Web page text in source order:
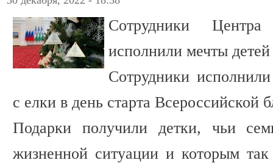
Сотрудники
исполнили мечты
Сотрудники
с елки в день старта Всероссийской
Подарки получили детки, чьи
жизненной ситуации и которым